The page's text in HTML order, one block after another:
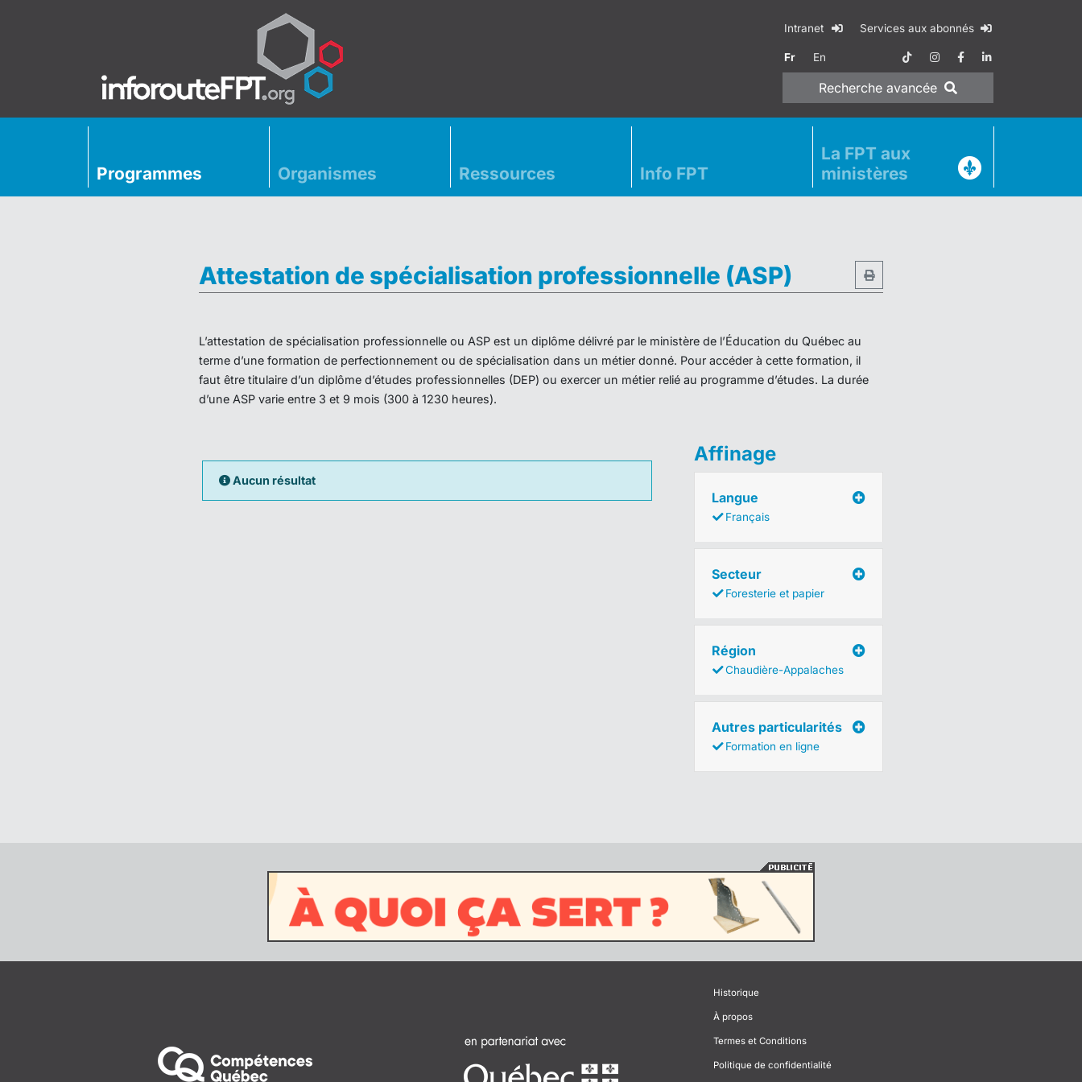
Intranet Services aux abonnés
Fr En
Recherche avancée
Programmes Organismes Ressources Info FPT
La FPT aux
ministères
Attestation de spécialisation professionnelle (ASP)
L’attestation de spécialisation professionnelle ou ASP est un diplôme délivré par le ministère de l’Éducation du Québec au
terme d’une formation de perfectionnement ou de spécialisation dans un métier donné. Pour accéder à cette formation, il
faut être titulaire d’un diplôme d’études professionnelles (DEP) ou exercer un métier relié au programme d’études. La durée
d’une ASP varie entre 3 et 9 mois (300 à 1230 heures).
Aucun résultat
Affinage
Langue
Français
Secteur
Foresterie et papier
Région
Chaudière-Appalaches
Autres particularités
Formation en ligne
Historique
À propos
Termes et Conditions
Politique de confidentialité